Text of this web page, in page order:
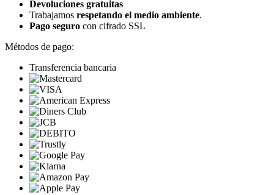
Devoluciones gratuitas
Trabajamos respetando el medio ambiente.
Pago seguro con cifrado SSL
Métodos de pago:
Transferencia bancaria